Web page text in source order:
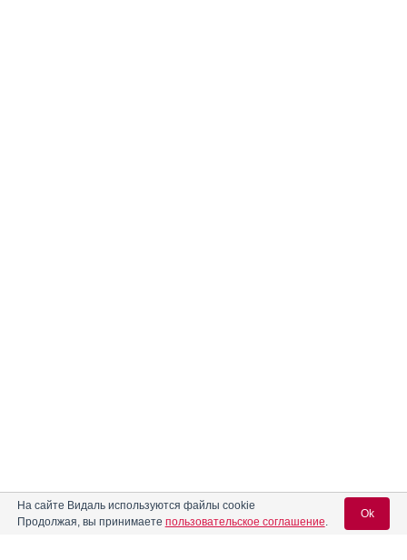
На сайте Видаль используются файлы cookie
Продолжая, вы принимаете пользовательское соглашение.
Ok